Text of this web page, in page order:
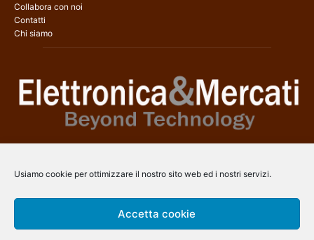
Usiamo cookie per ottimizzare il nostro sito web ed i nostri servizi.
Accetta cookie
Collabora con noi
Contatti
Chi siamo
una copertura a 360° che coinvolge tecnologie, prodotti, mercati e
info@arscommunication.it